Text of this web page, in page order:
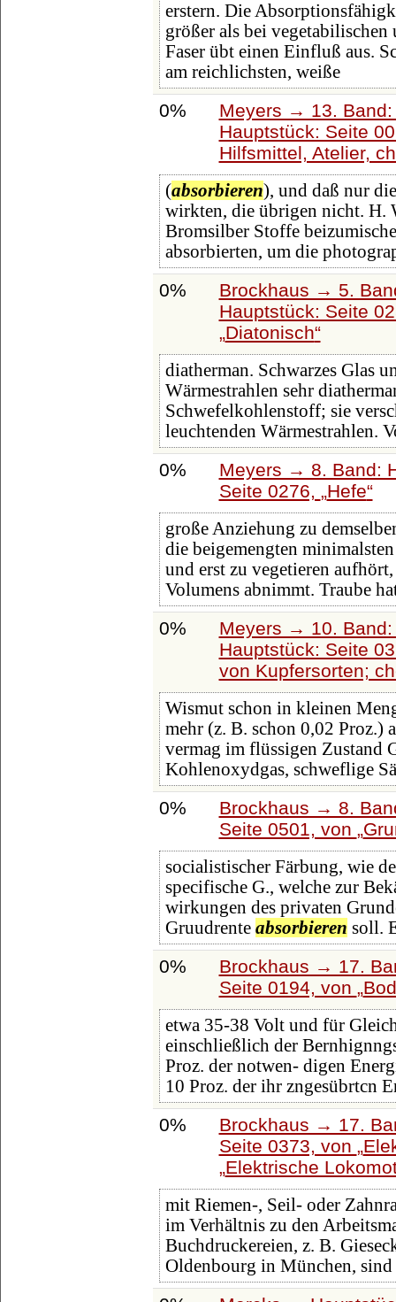
erstern. Die
größer als bei
Faser übt einen Einfluß aus.
am reichlichsten, weiße
0%
Meyers → 13.
Hauptstück: Seite
Hilfsmittel, Atelier,
(absorbieren), und daß nur
wirkten, die übrigen nicht. H.
Bromsilber Stoffe
absorbierten, um die
0%
Brockhaus → 5.
Hauptstück: Seite
Diatonisch
diatherman. Schwarzes Glas
Wärmestrahlen sehr
Schwefelkohlenstoff; sie
leuchtenden Wärmestrahlen.
0%
Meyers → 8. Band:
Seite 0276,
Hefe
große Anziehung zu
die beigemengten
und erst zu vegetieren
Volumens abnimmt. Traube
0%
Meyers → 10.
Hauptstück: Seite
von Kupfersorten;
Wismut schon in kleinen
mehr (z. B. schon 0,02 Proz.)
vermag im flüssigen Zustand
Kohlenoxydgas, schweflige
0%
Brockhaus → 8.
Seite 0501, von
socialistischer Färbung, wie
specifische G., welche zur
wirkungen des privaten
Gruudrente absorbieren soll.
0%
Brockhaus → 17.
Seite 0194, von
etwa 35-38 Volt und für
einschließlich der
Proz. der notwen- digen
10 Proz. der ihr zngesübrtcn
0%
Brockhaus → 17.
Seite 0373, von
Elektrische
mit Riemen-, Seil- oder
im Verhältnis zu den
Buchdruckereien, z. B.
Oldenbourg in München, sind